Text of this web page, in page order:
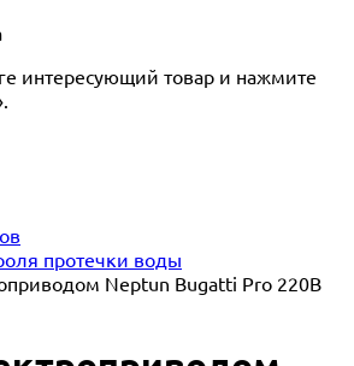
интересующий товар и нажмите
протечки воды
Neptun Bugatti Pro 220В